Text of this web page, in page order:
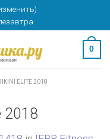
)
0
ELITE 2018
2018